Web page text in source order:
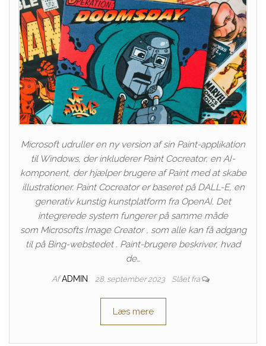
Microsoft udruller en ny version af sin Paint-applikation
til Windows, der inkluderer Paint Cocreator, en AI-
komponent, der hjælper brugere af Paint med at skabe
illustrationer. Paint Cocreator er baseret på DALL-E, en
generativ kunstig kunstplatform fra OpenAI. Det
integrerede system fungerer på samme måde
som Microsofts Image Creator , som alle kan få adgang
til på Bing-webstedet . Paint-brugere beskriver, hvad
de…
Af ADMIN 28. september 2023 Slået fra
Læs mere